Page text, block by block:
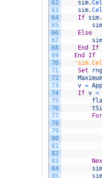
62
63
64
65
66
67
68
69
70
71
72
73
74
75
76
77
78
79
80
81
82
83
84
85
sim.
sim.
If sim
sim
Else
sim
End
If
End
If
Set
rng
Maximum
v =
If v <
For
sim
sim